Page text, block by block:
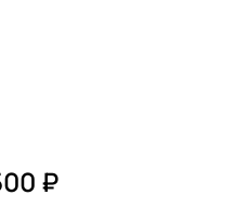
₽